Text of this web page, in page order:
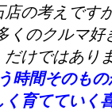
店の考えです
くのクルマ
だけではあり
時間そのも
く育てていく